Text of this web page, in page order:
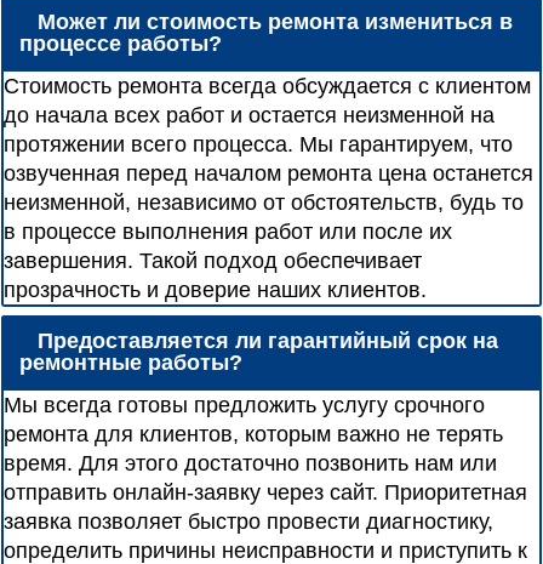
Может ли стоимость ремонта измениться в
процессе работы?
Стоимость ремонта всегда обсуждается с клиентом
до начала всех работ и остается неизменной на
протяжении всего процесса. Мы гарантируем, что
озвученная перед началом ремонта цена останется
неизменной, независимо от обстоятельств, будь то
в процессе выполнения работ или после их
завершения. Такой подход обеспечивает
прозрачность и доверие наших клиентов.
Предоставляется ли гарантийный срок на
ремонтные работы?
Мы всегда готовы предложить услугу срочного
ремонта для клиентов, которым важно не терять
время. Для этого достаточно позвонить нам или
отправить онлайн-заявку через сайт. Приоритетная
заявка позволяет быстро провести диагностику,
определить причины неисправности и приступить к